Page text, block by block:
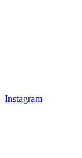
Instagram